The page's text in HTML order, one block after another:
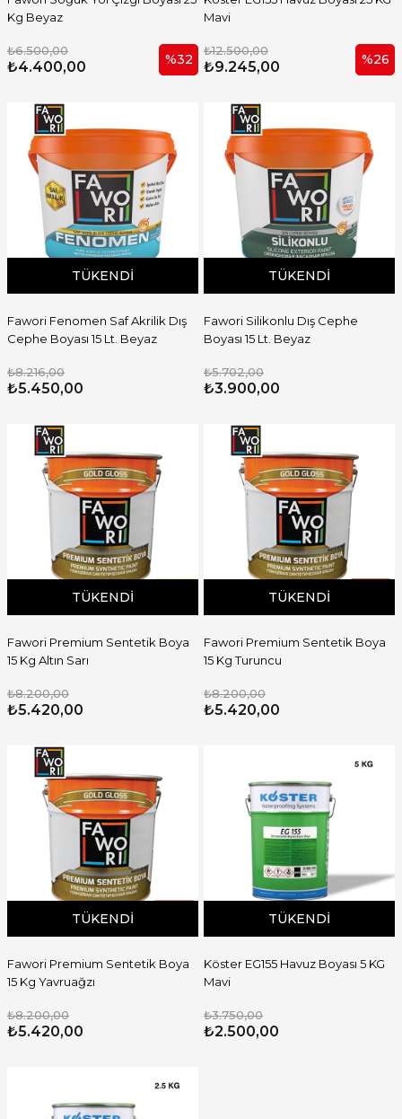
Kg Beyaz
₺6.500,00
₺4.400,00 %32
Mavi
₺12.500,00
₺9.245,00 %26
TÜKENDI
Fawori Fenomen Saf Akrilik Dış
Cephe Boyası 15 Lt. Beyaz
₺8.216,00
₺5.450,00
TÜKENDI
Fawori Silikonlu Dış Cephe
Boyası 15 Lt. Beyaz
₺5.702,00
₺3.900,00
TÜKENDI
Fawori Premium Sentetik Boya
15 Kg Altın Sarı
₺8.200,00
₺5.420,00
TÜKENDI
Fawori Premium Sentetik Boya
15 Kg Turuncu
₺8.200,00
₺5.420,00
TÜKENDI
Fawori Premium Sentetik Boya
15 Kg Yavruağzı
₺8.200,00
₺5.420,00
TÜKENDI
Köster EG155 Havuz Boyası 5 KG
Mavi
₺3.750,00
₺2.500,00